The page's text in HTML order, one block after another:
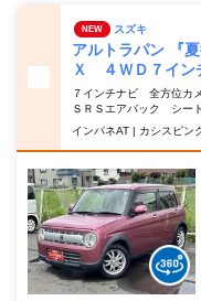
NEW スズキ
アルトラパン 『
Ｘ ４ＷＤ７イン
７インチナビ 全方位カ
ＳＲＳエアバック シー
インパネAT | カシスピン